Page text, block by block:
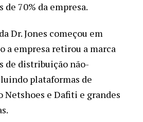
de 70% da empresa.
Dr. Jones começou em
a empresa retirou a marca
de distribuição não-
plataformas de
Netshoes e Dafiti e grandes